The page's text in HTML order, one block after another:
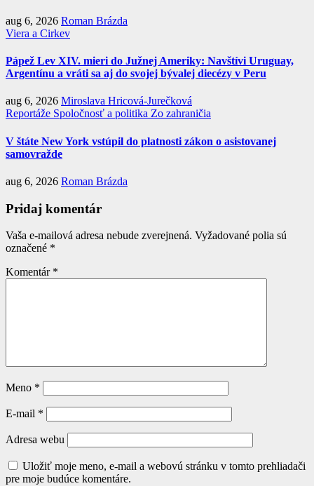
aug 6, 2026 Roman Brázda
Viera a Cirkev
Pápež Lev XIV. mieri do Južnej Ameriky: Navštívi Uruguay,
Argentínu a vráti sa aj do svojej bývalej diecézy v Peru
aug 6, 2026 Miroslava Hricová-Jurečková
Reportáže Spoločnosť a politika Zo zahraničia
V štáte New York vstúpil do platnosti zákon o asistovanej
samovražde
aug 6, 2026 Roman Brázda
Pridaj komentár
Vaša e-mailová adresa nebude zverejnená. Vyžadované polia sú
označené *
Komentár *
Meno *
E-mail *
Adresa webu
Uložiť moje meno, e-mail a webovú stránku v tomto prehliadači
pre moje budúce komentáre.